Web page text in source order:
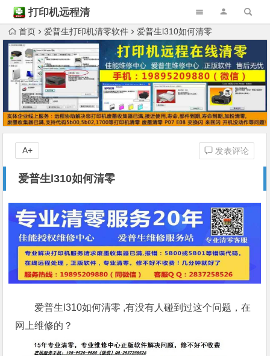
打印机远程清
零首页 爱普生打印机清零软件 爱普生l310如何清零
爱普生l310如何清零
发表评论
A+
爱普生l310如何清零 ,有没有人碰到过这个问题，在
网上维修的？